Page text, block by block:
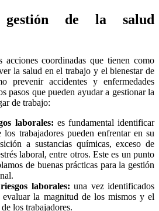
de la salud
acciones coordinadas que tienen como
la salud en el trabajo y el bienestar de
prevenir accidentes y enfermedades
pasos que pueden ayudar a gestionar la
de trabajo:
laborales: es fundamental identificar
los trabajadores pueden enfrentar en su
a sustancias químicas, exceso de
laboral, entre otros. Este es un punto
de buenas prácticas para la gestión
laborales:una vez identificados
evaluar la magnitud de los mismos y el
los trabajadores.